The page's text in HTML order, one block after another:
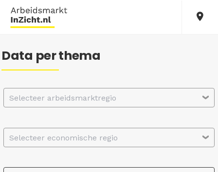
Data per thema
Selecteer arbeidsmarktregio
Selecteer economische regio